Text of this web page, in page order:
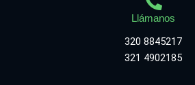
Llámanos
320 8845217
321 4902185